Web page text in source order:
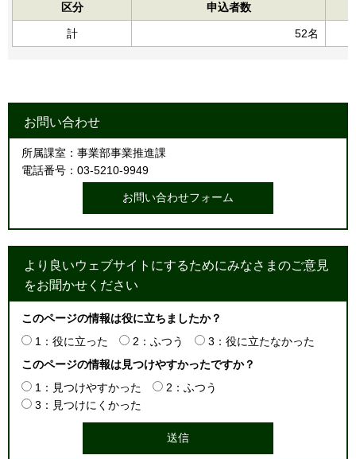
区分 申込者数
計 52名
お問い合わせ
所属課室：事業部事業推進課
電話番号：03-5210-9949
より良いウェブサイトにするためにみなさまのご意見
をお聞かせください
このページの情報は役に立ちましたか？
1：役に立った
2：ふつう
3：役に立たなかった
このページの情報は見つけやすかったですか？
1：見つけやすかった
2：ふつう
3：見つけにくかった